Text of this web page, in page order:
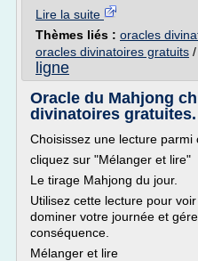
Lire la suite
Thèmes liés : oracles
oracles divinatoires gratuits /
ligne
Oracle du Mahjong
divinatoires gratuites.
Choisissez une lecture
cliquez sur "Mélanger et lire"
Le tirage Mahjong du jour.
Utilisez cette lecture pour
dominer votre journée et
conséquence.
Mélanger et lire